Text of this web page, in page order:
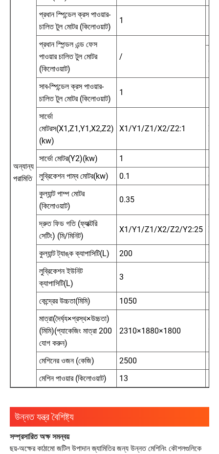
অন্যান্য
পরামিতি
প্রধান স্পিন্ডেল ক্রস পাওয়ার-
চালিত টুল মোটর (কিলোওয়াট)
1
প্রধান স্পিন্ডল এন্ড ফেস
পাওয়ার চালিত টুল মোটর
(কিলোওয়াট)
/
0.4
সাব-স্পিন্ডেল ক্রস পাওয়ার-
চালিত টুল মোটর (কিলোওয়াট)
1
সার্ভো
মোটরস(X1,Z1,Y1,X2,Z2)
(kw)
X1/Y1/Z1/X2/Z2:1
সার্ভো মোটর(Y2)(kw) 1
লুব্রিকেশন পাম্ব মোটর(kw)
0.1
0.1
কুল্যান্ট পাম্প মোটর
(কিলোওয়াট)
0.35
দ্রুত ফিড গতি (ফ্যাক্টরি
সেটিং) (মি/মিনিট)
X1/Y1/Z1/X2/Z2/Y2:25
কুল্যান্ট ট্যাঙ্ক ক্যাপাসিটি(L) 200
লুব্রিকেশন ইউনিট
ক্যাপাসিটি(L)
3 3
কেন্দ্রের উচ্চতা(মিমি) 1050
মাত্রা(দৈর্ঘ্য×প্রস্থ×উচ্চতা)
(মিমি)(প্যাকেজিং মাত্রা 200
যোগ করুন)
2310×1880×1800
মেশিনের ওজন (কেজি) 2500
মেশিন পাওয়ার (কিলোওয়াট)
13
উন্নত যন্ত্র বৈশিষ্ট্য
সম্প্রসারিত অক্ষ সমন্বয়
ছয়-অক্ষের কাঠামো জটিল উপাদান জ্যামিতির জন্য উন্নত মেশিনিং কৌশলগুলিকে